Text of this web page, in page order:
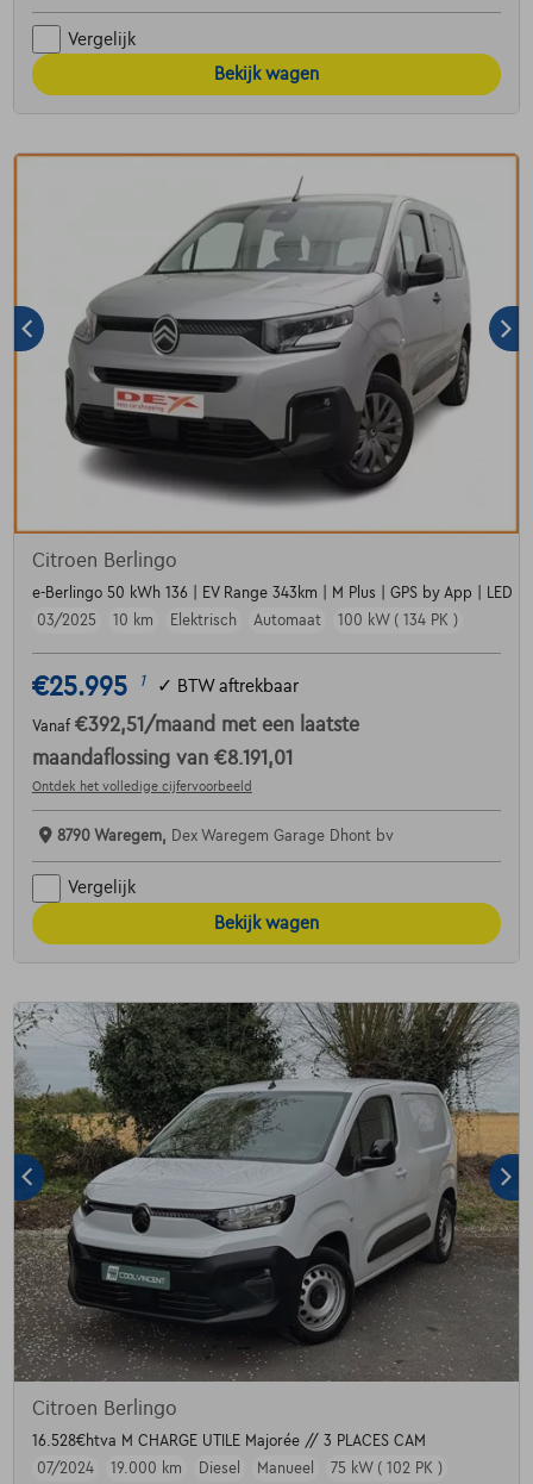
Vergelijk
Bekijk wagen
Citroen Berlingo
e-Berlingo 50 kWh 136 | EV Range 343km | M Plus | GPS by App | LED
03/2025
10 km Elektrisch Automaat 100 kW ( 134 PK )
€25.995 1 ✓ BTW aftrekbaar
Vanaf €392,51 /maand met een laatste
maandaflossing van €8.191,01
Ontdek het volledige cijfervoorbeeld
8790 Waregem, Dex Waregem Garage Dhont bv
Vergelijk
Bekijk wagen
Citroen Berlingo
16.528€htva M CHARGE UTILE Majorée // 3 PLACES CAM
07/2024
19.000 km Diesel Manueel 75 kW ( 102 PK )